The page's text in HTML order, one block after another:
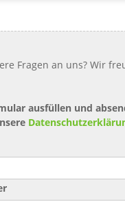
Fragen an uns? Wir
ausfüllen und